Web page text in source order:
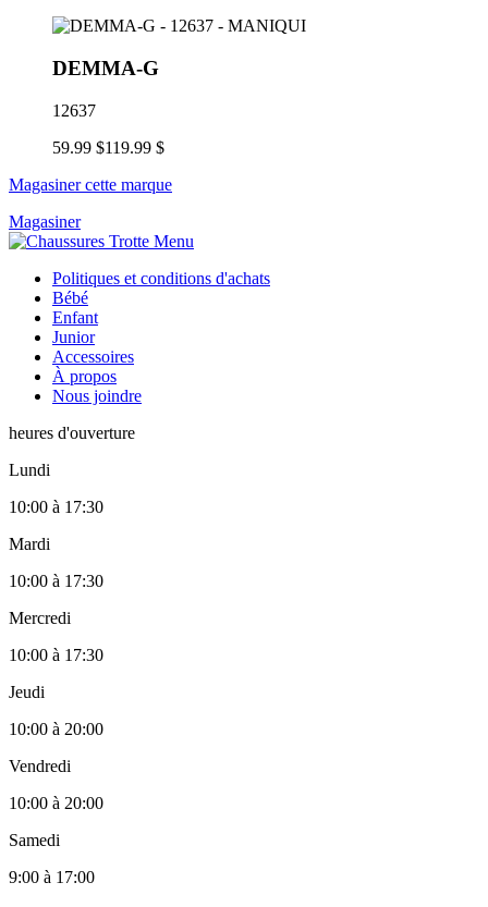
DEMMA-G
12637
59.99 $119.99 $
Magasiner cette marque
Magasiner
Politiques et conditions d'achats
Bébé
Enfant
Junior
Accessoires
À propos
Nous joindre
heures d'ouverture
Lundi
10:00 à 17:30
Mardi
10:00 à 17:30
Mercredi
10:00 à 17:30
Jeudi
10:00 à 20:00
Vendredi
10:00 à 20:00
Samedi
9:00 à 17:00